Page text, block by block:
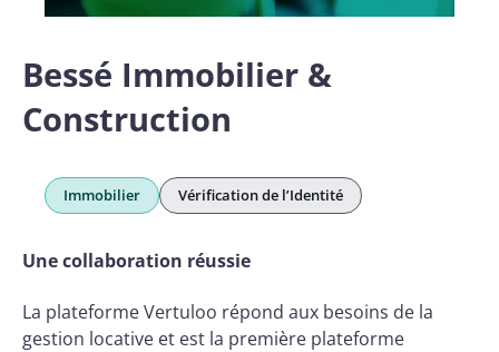
Bessé Immobilier &
Construction
Immobilier Vérification de l’Identité
Une collaboration réussie
La plateforme Vertuloo répond aux besoins de la
gestion locative et est la première plateforme